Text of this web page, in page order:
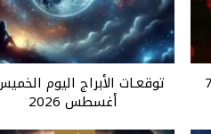
توقعـات الأبراج اليوم الجمعة 7
أغسطس 2026